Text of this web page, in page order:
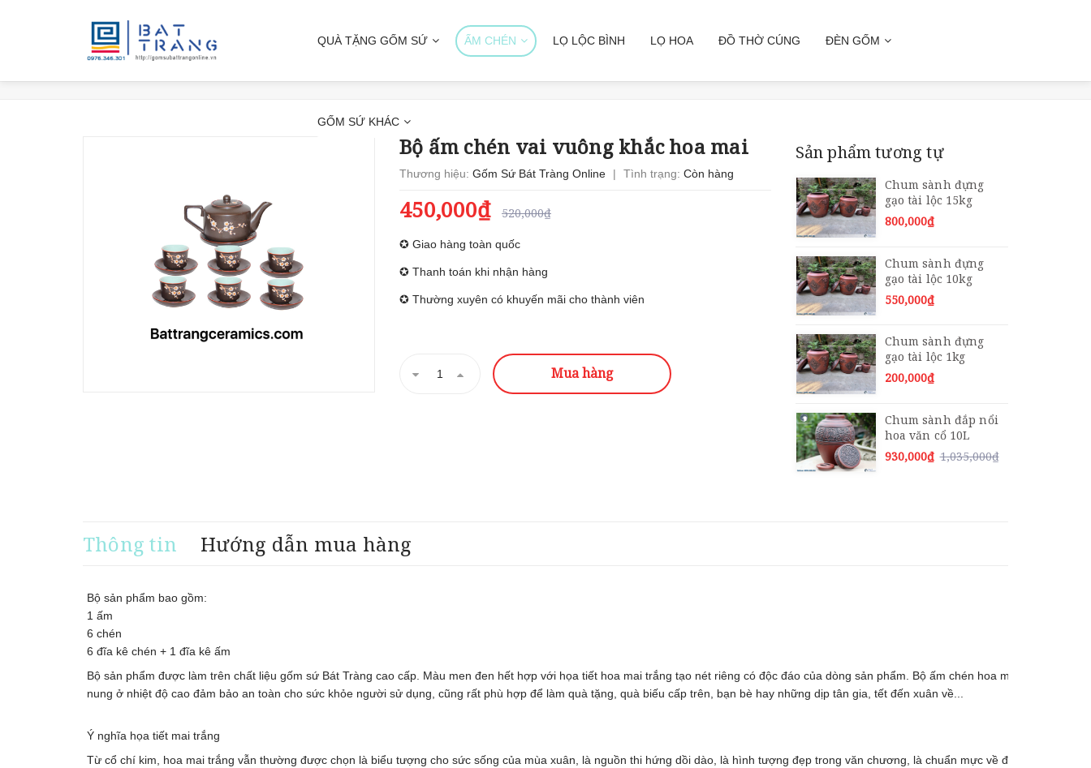
QUÀ TẶNG GỐM SỨ ẤM CHÉN LỌ LỘC BÌNH LỌ HOA ĐỒ THỜ CÚNG ĐÈN GỐM
GỐM SỨ KHÁC
Bộ ấm chén vai vuông khắc hoa mai
Thương hiệu: Gốm Sứ Bát Tràng Online | Tình trạng: Còn hàng
450,000₫ 520,000₫
✪ Giao hàng toàn quốc
✪ Thanh toán khi nhận hàng
✪ Thường xuyên có khuyến mãi cho thành viên
Mua hàng
Sản phẩm tương tự
Chum sành đựng
gạo tài lộc 15kg
800,000₫
Chum sành đựng
gạo tài lộc 10kg
550,000₫
Chum sành đựng
gạo tài lộc 1kg
200,000₫
Chum sành đắp nổi
hoa văn cổ 10L
930,000₫ 1,035,000₫
Thông tin Hướng dẫn mua hàng
Bộ sản phẩm bao gồm:
1 ấm
6 chén
6 đĩa kê chén + 1 đĩa kê ấm
Bộ sản phẩm được làm trên chất liệu gốm sứ Bát Tràng cao cấp. Màu men đen hết hợp với họa tiết hoa mai trắng tạo nét riêng có độc đáo của dòng sản phẩm. Bộ ấm chén hoa mai được
nung ở nhiệt độ cao đảm bảo an toàn cho sức khỏe người sử dụng, cũng rất phù hợp để làm quà tặng, quà biếu cấp trên, bạn bè hay những dịp tân gia, tết đến xuân về...
Ý nghĩa họa tiết mai trắng
Từ cổ chí kim, hoa mai trắng vẫn thường được chọn là biểu tượng cho sức sống của mùa xuân, là nguồn thi hứng dồi dào, là hình tượng đẹp trong văn chương, là chuẩn mực về đạo đức xã